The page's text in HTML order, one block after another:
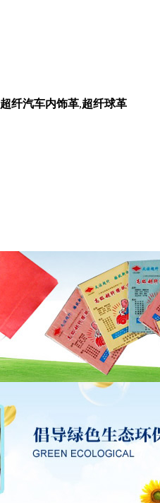
超纤汽车内饰革,超纤球革